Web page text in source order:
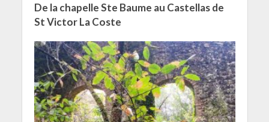
De la chapelle Ste Baume au Castellas de
St Victor La Coste